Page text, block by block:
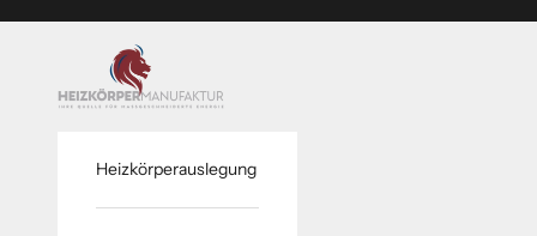
www.heizkoerper-manufaktur.de
Heizkörperauslegung